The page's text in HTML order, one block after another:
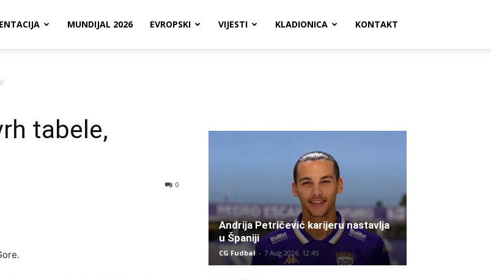
MUNDIJAL 2026 EVROPSKI VIJESTI KLADIONICA KONTAKT
tabele,
0
Andrija Petričević karijeru nastavlja
u Španiji
CG Fudbal - 7 Aug 2026. 12:45